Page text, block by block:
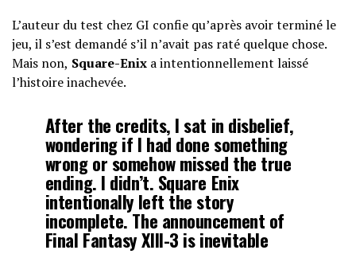
L’auteur du test chez GI confie qu’après avoir terminé le
jeu, il s’est demandé s’il n’avait pas raté quelque chose.
Mais non, Square-Enix a intentionnellement laissé
l’histoire inachevée.
After the credits, I sat in disbelief,
wondering if I had done something
wrong or somehow missed the true
ending. I didn’t. Square Enix
intentionally left the story
incomplete. The announcement of
Final Fantasy XIII-3 is inevitable